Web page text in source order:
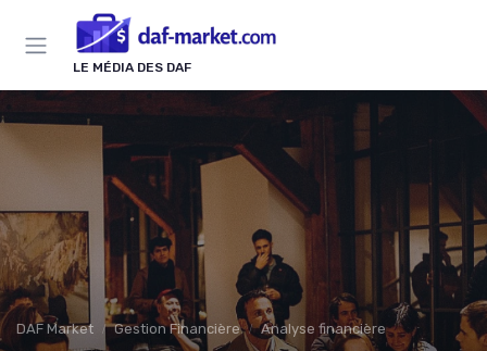
LE MÉDIA DES DAF
DAF Market Gestion Financière Analyse financière